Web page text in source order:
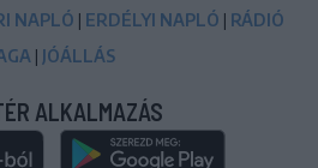
NAPLÓ | ERDÉLYI NAPLÓ | RÁDIÓ
| JÓÁLLÁS
ALKALMAZÁS